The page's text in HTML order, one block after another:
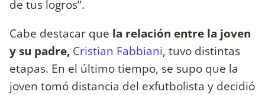
de tus logros”.
Cabe destacar que la relación entre la joven
y su padre, Cristian Fabbiani, tuvo distintas
etapas. En el último tiempo, se supo que la
joven tomó distancia del exfutbolista y decidió